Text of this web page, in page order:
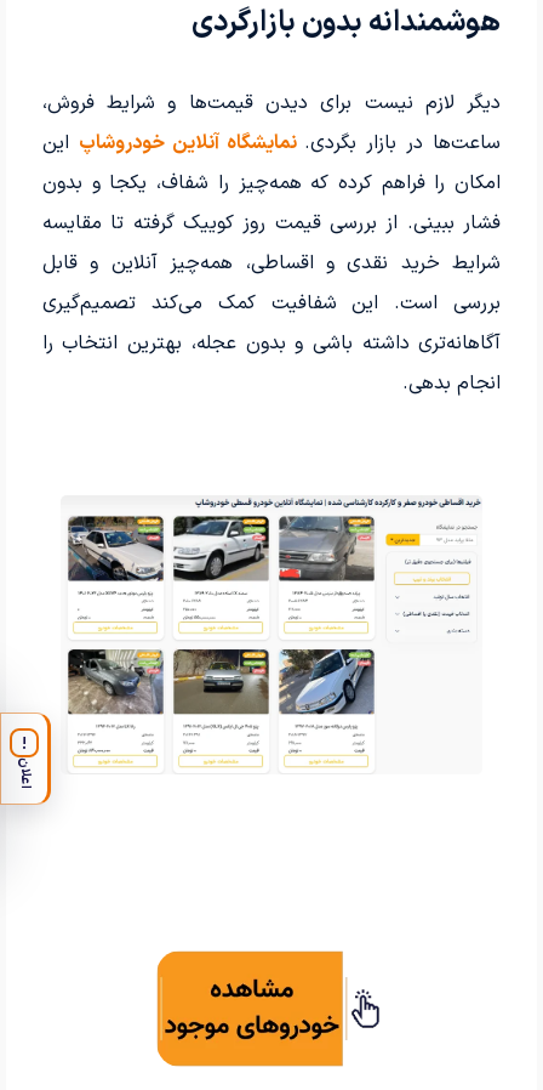
هوشمندانه بدون بازارگردی
دیگر لازم نیست برای دیدن قیمت‌ها و شرایط فروش،
ساعت‌ها در بازار بگردی. نمایشگاه آنلاین خودروشاپ این
امکان را فراهم کرده که همه‌چیز را شفاف، یکجا و بدون
فشار ببینی. از بررسی قیمت روز کوییک گرفته تا مقایسه
شرایط خرید نقدی و اقساطی، همه‌چیز آنلاین و قابل
بررسی است. این شفافیت کمک می‌کند تصمیم‌گیری
آگاهانه‌تری داشته باشی و بدون عجله، بهترین انتخاب را
انجام بدهی.
!
اعلان